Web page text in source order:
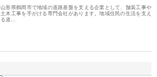
山形県鶴岡市で地域の道路基盤を支える企業として、舗装工事や
土木工事を手がける専門会社があります。地域住民の生活を支え
る道…